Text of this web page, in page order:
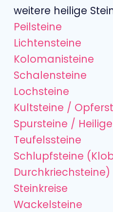
weitere heilige
Peilsteine
Lichtensteine
Kolomanisteine
Schalensteine
Lochsteine
Kultsteine /
Spursteine /
Teufelssteine
Schlupfsteine
Durchkriechsteine)
Steinkreise
Wackelsteine